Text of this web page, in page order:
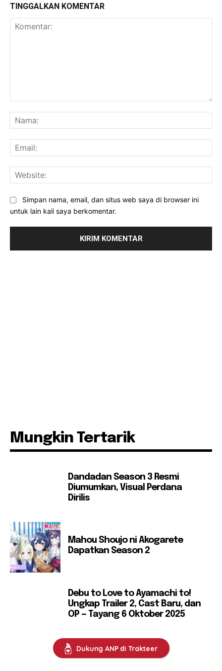
TINGGALKAN KOMENTAR
Simpan nama, email, dan situs web saya di browser ini
untuk lain kali saya berkomentar.
Mungkin Tertarik
Dandadan Season 3 Resmi
Diumumkan, Visual Perdana
Dirilis
Mahou Shoujo ni Akogarete
Dapatkan Season 2
Debu to Love to Ayamachi to!
Ungkap Trailer 2, Cast Baru, dan
OP — Tayang 6 Oktober 2025
Dukung ANP di Trakteer